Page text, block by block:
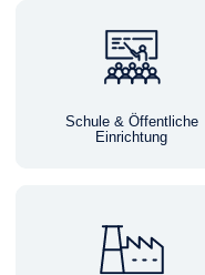
Schule & Öffentliche
Einrichtung